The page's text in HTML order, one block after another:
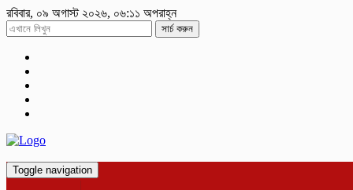
রবিবার, ০৯ অগাস্ট ২০২৬, ০৬:১১ অপরাহ্ন
সার্চ করুন
Toggle navigation